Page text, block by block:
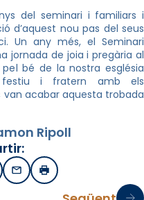
del seminari i familiars i
d’aquest nou pas del seus
Un any més, el Seminari
jornada de joia i pregària al
bé de la nostra església
i fratern amb els
acabar aquesta trobada
Ripoll
EmailImprimir